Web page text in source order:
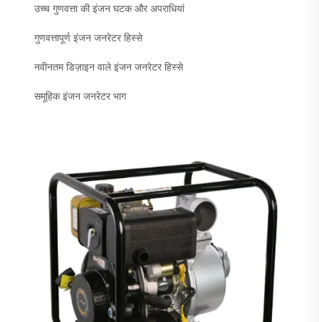
उच्च गुणवत्ता की इंजन घटक और अपराधियां
गुणवत्तापूर्ण इंजन जनरेटर हिस्से
नवीनतम डिज़ाइन वाले इंजन जनरेटर हिस्से
समूहिक इंजन जनरेटर भाग